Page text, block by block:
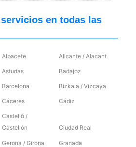
en todas las
Albacete Alicante / Alacant
Asturias Badajoz
Barcelona Bizkaia / Vizcaya
Cáceres Cádiz
Castelló /
Castellón
Ciudad Real
Gerona / Girona Granada